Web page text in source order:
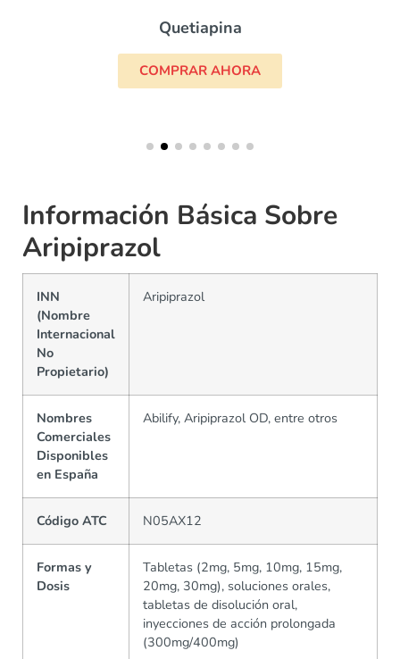
Quetiapina
COMPRAR AHORA
Información Básica Sobre
Aripiprazol
INN
(Nombre
Internacional
No
Propietario)
Aripiprazol
Nombres
Comerciales
Disponibles
en España
Abilify, Aripiprazol OD, entre otros
Código ATC N05AX12
Formas y
Dosis
Tabletas (2mg, 5mg, 10mg, 15mg,
20mg, 30mg), soluciones orales,
tabletas de disolución oral,
inyecciones de acción prolongada
(300mg/400mg)